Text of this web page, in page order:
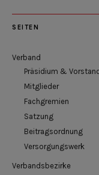
SEITEN
Verband
Präsidium &
Mitglieder
Fachgremien
Satzung
Beitragsordnung
Versorgungswerk
Verbandsbezirke